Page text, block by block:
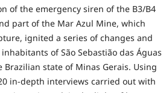
of the emergency siren of the B3/B4
part of the Mar Azul Mine, which
ignited a series of changes and
of São Sebastião das Águas
state of Minas Gerais. Using
in-depth interviews carried out with